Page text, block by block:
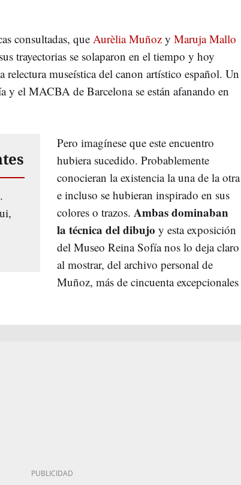
consultadas, que Aurèlia Muñoz y Maruja Mallo
trayectorias se solaparon en el tiempo y hoy
relectura museística del canon artístico español. Un
y el MACBA de Barcelona se están afanando en
Pero imagínese que este encuentro
hubiera sucedido. Probablemente
conocieran la existencia la una de la otra
e incluso se hubieran inspirado en sus
colores o trazos. Ambas dominaban
la técnica del dibujo y esta exposición
del Museo Reina Sofía nos lo deja claro
al mostrar, del archivo personal de
Muñoz, más de cincuenta excepcionales